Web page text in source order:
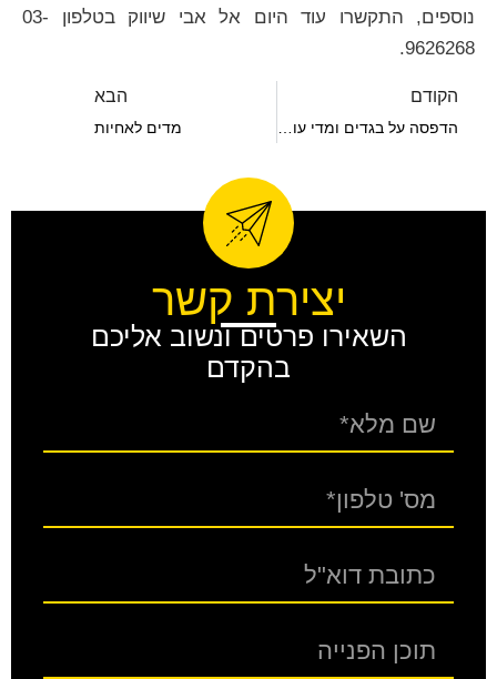
נוספים, התקשרו עוד היום אל אבי שיווק בטלפון 03-
9626268.
הקודם הבא
מדים לאחיות
יצירת קשר
השאירו פרטים ונשוב אליכם
בהקדם